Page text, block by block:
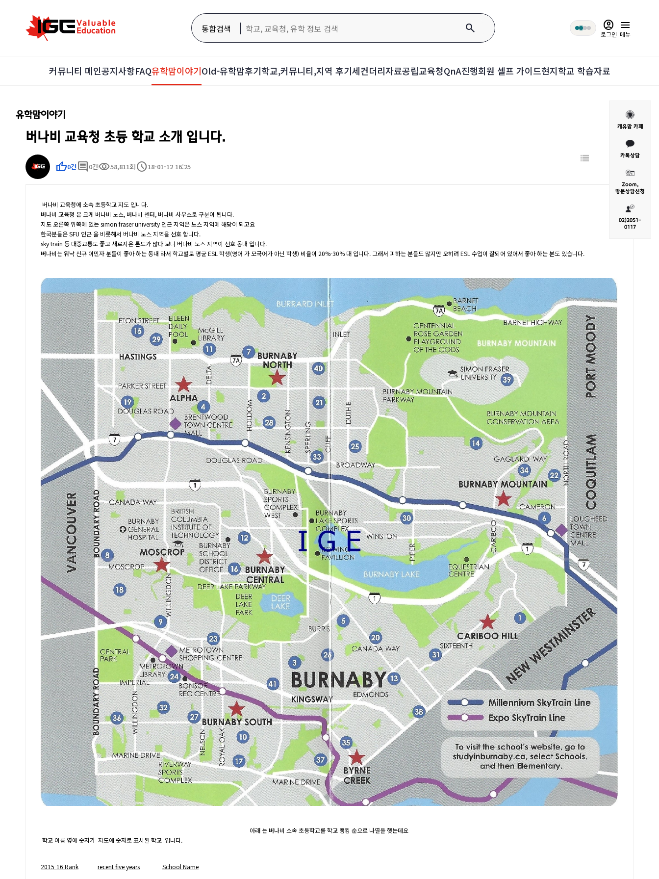
통합검색 search account_circle
로그인
menu
메뉴
커뮤니티 메인공지사항FAQ유학맘이야기Old-유학맘후기학교,커뮤니티,지역 후기세컨더리자료공립교육청QnA진행회원 셀프 가이드현지학교 학습자료
유학맘이야기
버나비 교육청 초등 학교 소개 입니다.
thumb_up0건 comment 0건visibility58,811회 schedule18-01-12 16:25
버나비 교육청에 소속 초등학교 지도 입니다.
버나비 교육청 은 크게 버나비 노스, 버나비 센터, 버나비 사우스로 구분이 됩니다.
지도 오른쪽 위쪽에 있는 simon fraser university 인근 지역은 노스 지역에 해당이 되고요
한국분들은 SFU 인근 을 비롯해서 버나비 노스 지역을 선호 합니다.
sky train 등 대중교통도 좋고 새로지은 톤도가 많다 보니 버나비 노스 지역이 선호 동내 입니다.
버나비는 워낙 신규 이민자 분들이 좋아 하는 동내 라서 학교별로 평균 ESL 학생(영어 가 모국어가 아닌 학생) 비율이 20%-30% 대 입니다. 그래서 피하는 분들도 많지만 오히려 ESL 수업이 잘되어 있어서 좋아 하는 분도 있습니다.
아래 는 버나비 소속 초등학교를 학교 랭킹 순으로 나열을 햇는데요
학교 이름 옆에 숫자가 지도에 숫자로 표시된 학교 입니다.
2015-16 Rank recent five years School Name
캐유맘 카페
카톡상담
Zoom,
방문상담신청
02)2051-
0117